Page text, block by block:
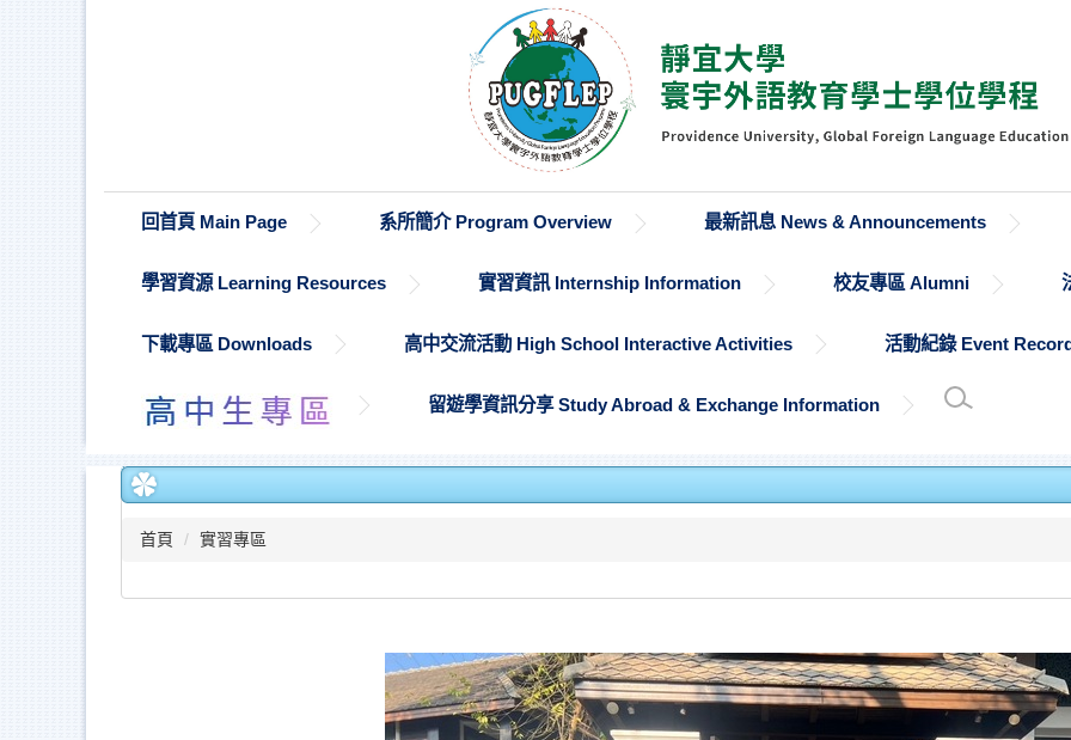
回首頁 Main Page 系所簡介 Program Overview 最新訊息 News & Announcements
學習資源 Learning Resources 實習資訊 Internship Information 校友專區 Alumni
下載專區 Downloads 高中交流活動 High School Interactive Activities 活動紀錄 Event
留遊學資訊分享 Study Abroad & Exchange Information
首頁 實習專區